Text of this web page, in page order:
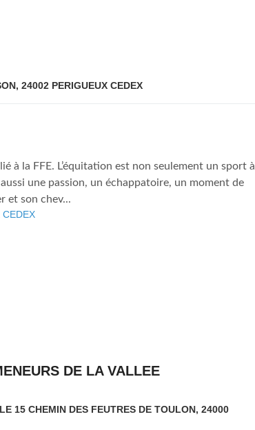
24002 PERIGUEUX CEDEX
à la FFE. L’équitation est non seulement un sport à
une passion, un échappatoire, un moment de
et son chev...
DE LA VALLEE
15 CHEMIN DES FEUTRES DE TOULON, 24000